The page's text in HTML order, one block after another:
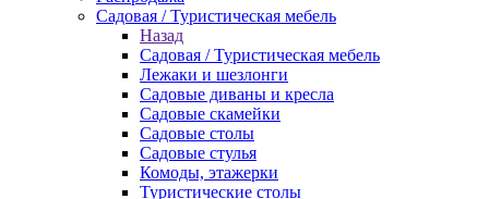
Садовая / Туристическая мебель
Назад
Садовая / Туристическая мебель
Лежаки и шезлонги
Садовые диваны и кресла
Садовые скамейки
Садовые столы
Садовые стулья
Комоды, этажерки
Туристические столы